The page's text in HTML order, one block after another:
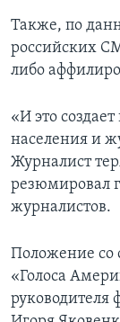
Также, по
российских
либо
«И это
населения и
Журналист
резюмировал
журналистов.
Положение со
«Голоса
руководителя